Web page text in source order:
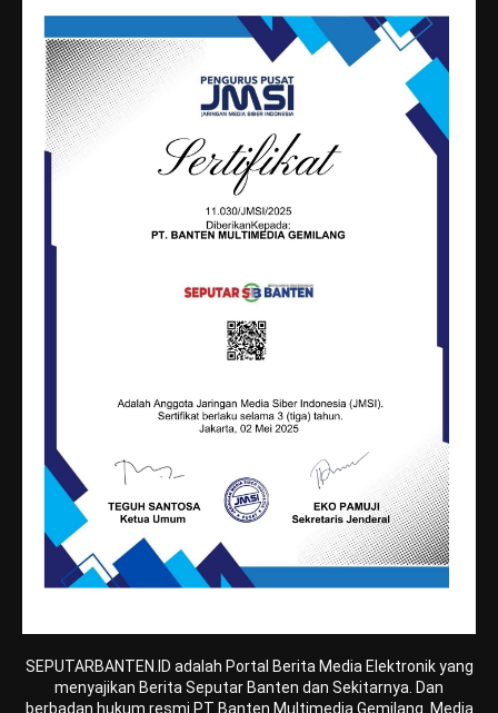
SEPUTARBANTEN.ID adalah Portal Berita Media Elektronik yang
menyajikan Berita Seputar Banten dan Sekitarnya. Dan
berbadan hukum resmi PT Banten Multimedia Gemilang. Media